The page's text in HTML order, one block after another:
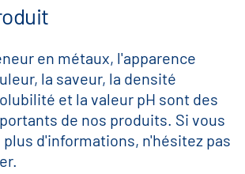
en métaux, l'apparence
la saveur, la densité
et la valeur pH sont des
de nos produits. Si vous
plus d'informations, n'hésitez pas